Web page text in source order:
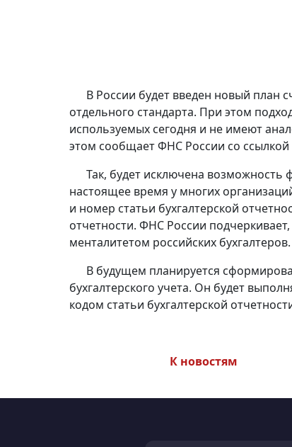
В России будет введен новый план
отдельного стандарта. При этом
используемых сегодня и не имеют
этом сообщает ФНС России со
Так, будет исключена возможность
настоящее время у многих
и номер статьи бухгалтерской
отчетности. ФНС России
менталитетом российских бухгалтеров.
В будущем планируется
бухгалтерского учета. Он будет
кодом статьи бухгалтерской
К новостям